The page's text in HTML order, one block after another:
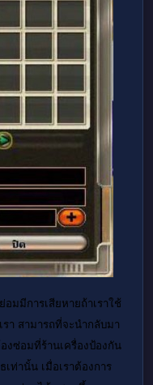
อมมีการเสียหายถ้าเราใช้
า สามารถที่จะนำกลับมา
งซ่อมที่ร้านเครื่องป้องกัน
เท่านั้น เมื่อเราต้องการ